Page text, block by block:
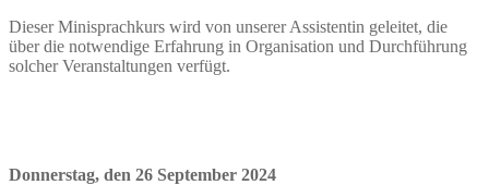
Dieser Minisprachkurs wird von unserer Assistentin geleitet, die
über die notwendige Erfahrung in Organisation und Durchführung
solcher Veranstaltungen verfügt.
Donnerstag, den 26 September 2024